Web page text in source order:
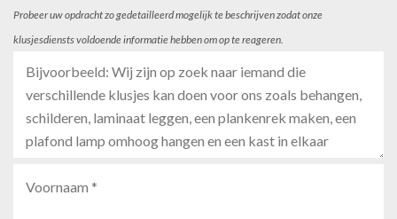
Probeer uw opdracht zo gedetailleerd mogelijk te beschrijven zodat onze
klusjesdiensts voldoende informatie hebben om op te reageren.